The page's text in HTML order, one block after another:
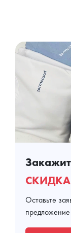
СКИДКА
Оставьте
предложение